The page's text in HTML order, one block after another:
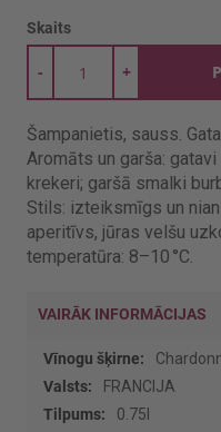
Skaits
+
-
Šampanietis, sauss.
Aromāts un garša:
krekeri; garšā smalki
Stils: izteiksmīgs un
aperitīvs, jūras velšu
temperatūra: 8–10 °C.
VAIRĀK INFORMĀCIJAS
Vairāk
informācijasFRANCIJA
0.75l